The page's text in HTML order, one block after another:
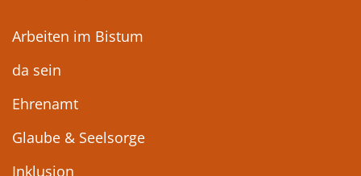
Arbeiten im Bistum
da sein
Ehrenamt
Glaube & Seelsorge
Inklusion